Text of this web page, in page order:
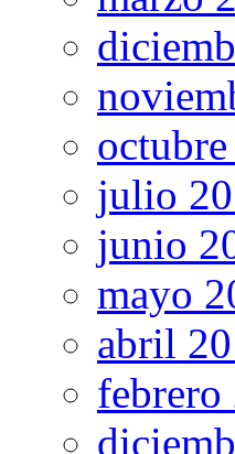
julio
junio
mayo
abril
febrero